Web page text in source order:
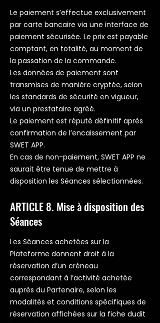
Le paiement s’effectue exclusivement
par carte bancaire via une interface de
paiement sécurisée. Le prix est payable
comptant, en totalité, au moment de
la passation de la commande.
Les données de paiement sont
transmises de manière cryptée, selon
les standards de sécurité en vigueur,
via un prestataire agréé.
Le paiement est réputé définitif après
confirmation de l’encaissement par
SWET APP.
En cas de non-paiement, SWET APP ne
saurait être tenue de mettre à
disposition les Séances sélectionnées.
ARTICLE 8. Mise à disposition des
Séances
Les Séances achetées sur la
Plateforme donnent droit à la
réservation d’un créneau
correspondant à l’activité achetée
auprès du Partenaire, selon les
modalités et conditions spécifiques de
réservation affichées sur la fiche dudit